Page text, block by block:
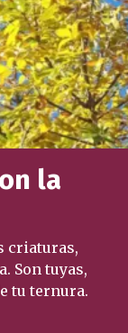
la
criaturas,
Son tuyas,
tu ternura.